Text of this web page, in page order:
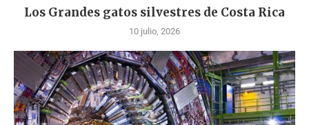
Los Grandes gatos silvestres de Costa Rica
10 julio, 2026